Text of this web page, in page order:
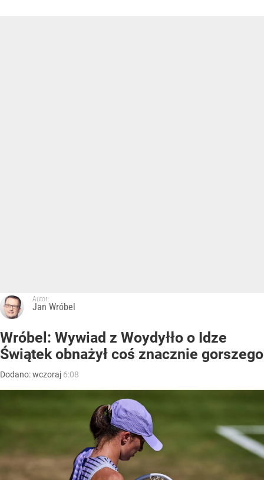
Autor:
Jan Wróbel
Wróbel: Wywiad z Woydyłło o Idze
Świątek obnażył coś znacznie gorszego
Dodano:wczoraj 6:08